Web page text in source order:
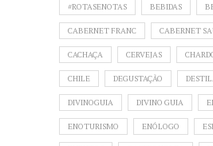
#ROTASENOTAS BEBIDAS
CABERNET FRANC CABERNET
CACHAÇA CERVEJAS
CHILE DEGUSTAÇÃO
DIVINOGUIA DIVINO GUIA
ENOTURISMO ENÓLOGO